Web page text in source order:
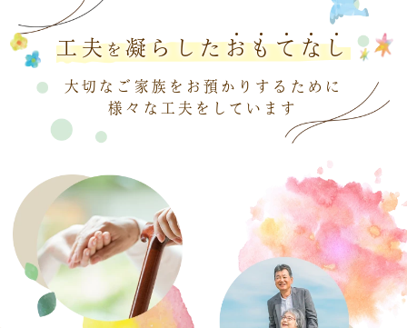
工夫を 凝らしたおもてなし
大切なご家族をお預かりするために
様々な工夫をしています